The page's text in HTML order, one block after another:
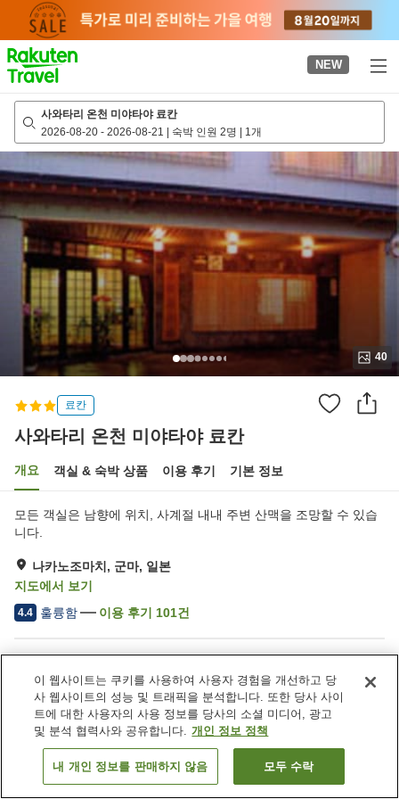
page
NEW
사와타리 온천 미야타야 료칸
2026-08-20 - 2026-08-21 | 숙박 인원 2명 | 1개
40
료칸
사와타리 온천 미야타야 료칸
개요 객실 & 숙박 상품 이용 후기 기본 정보
모든 객실은 남향에 위치, 사계절 내내 주변 산맥을 조망할 수 있습
니다.
나카노조마치, 군마, 일본
지도에서 보기
4.4 훌륭함 이용 후기 101건
주차장
자동판매기
다목적실
연회장
객실 보기
이 웹사이트는 쿠키를 사용하여 사용자 경험을 개선하고 당
사 웹사이트의 성능 및 트래픽을 분석합니다. 또한 당사 사이
트에 대한 사용자의 사용 정보를 당사의 소셜 미디어, 광고
및 분석 협력사와 공유합니다. 개인 정보 정책
내 개인 정보를 판매하지 않음 모두 수락